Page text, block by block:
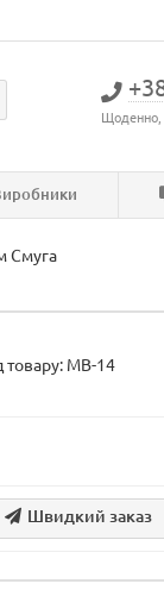
Щоденно,
Смуга
товару: MB-14
Швидкий заказ